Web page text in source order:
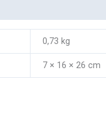
0,73 kg
7 × 16 × 26 cm